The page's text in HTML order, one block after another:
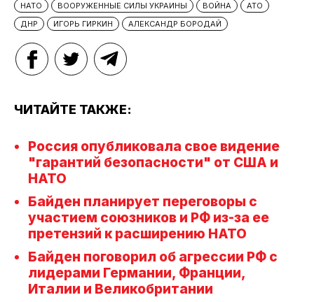
НАТО ВООРУЖЕННЫЕ СИЛЫ УКРАИНЫ ВОЙНА
АТО
ДНР
ИГОРЬ ГИРКИН АЛЕКСАНДР БОРОДАЙ
ЧИТАЙТЕ ТАКЖЕ:
Россия опубликовала свое видение
"гарантий безопасности" от США и
НАТО
Байден планирует переговоры с
участием союзников и РФ из-за ее
претензий к расширению НАТО
Байден поговорил об агрессии РФ с
лидерами Германии, Франции,
Италии и Великобритании